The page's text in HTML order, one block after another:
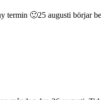
termin 🙂25 augusti börjar